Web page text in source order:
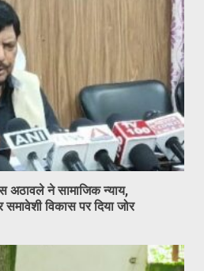
अठावले ने सामाजिक न्याय,
विकास पर दिया जोर